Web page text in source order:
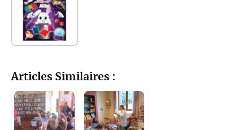
Articles Similaires :